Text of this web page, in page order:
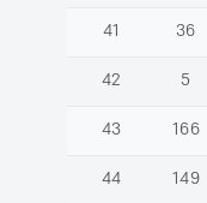
41 36
42 5
43 166
44 149